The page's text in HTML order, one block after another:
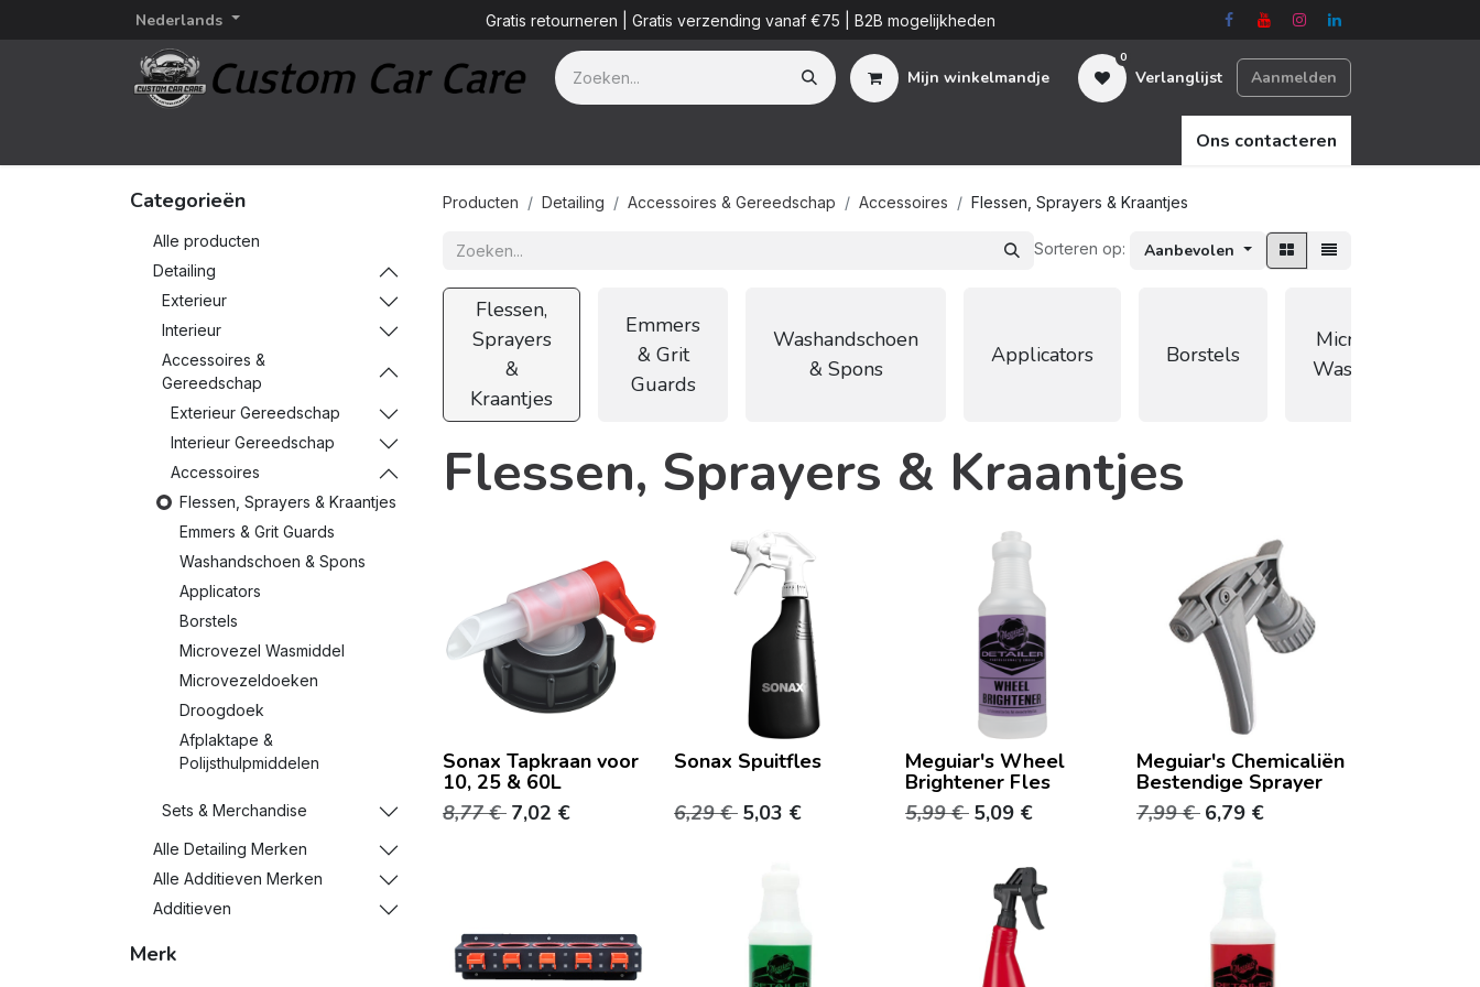
Nederlands Gratis retourneren | Gratis verzending vanaf €75 | B2B mogelijkheden
Mijn winkelmandje
0
Verlanglijst Aanmelden
Ons contacteren
Categorieën
Alle producten
Detailing
Exterieur
Interieur
Accessoires &
Gereedschap
Exterieur Gereedschap
Interieur Gereedschap
Accessoires
Flessen, Sprayers & Kraantjes
Emmers & Grit Guards
Washandschoen & Spons
Applicators
Borstels
Microvezel Wasmiddel
Microvezeldoeken
Droogdoek
Afplaktape &
Polijsthulpmiddelen
Sets & Merchandise
Alle Detailing Merken
Alle Additieven Merken
Additieven
Merk
Producten Detailing Accessoires & Gereedschap Accessoires Flessen, Sprayers & Kraantjes
Sorteren op: Aanbevolen
Flessen,
Sprayers
&
Kraantjes
Emmers
& Grit
Guards
Washandschoen
& Spons
Applicators Borstels
Microvezel
Wasmiddel
Flessen, Sprayers & Kraantjes
Sonax Tapkraan voor
10, 25 & 60L
8,77€ 7,02 €
Sonax Spuitfles
6,29€ 5,03 €
Meguiar's Wheel
Brightener Fles
5,99€ 5,09 €
Meguiar's Chemicaliën
Bestendige Sprayer
7,99€ 6,79 €